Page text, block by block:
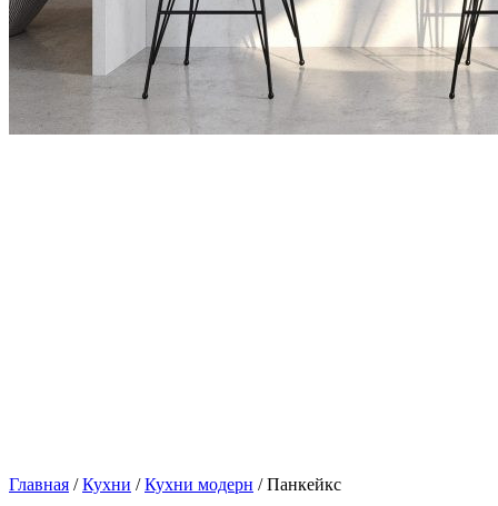
Главная /Кухни /Кухни модерн / Панкейкс